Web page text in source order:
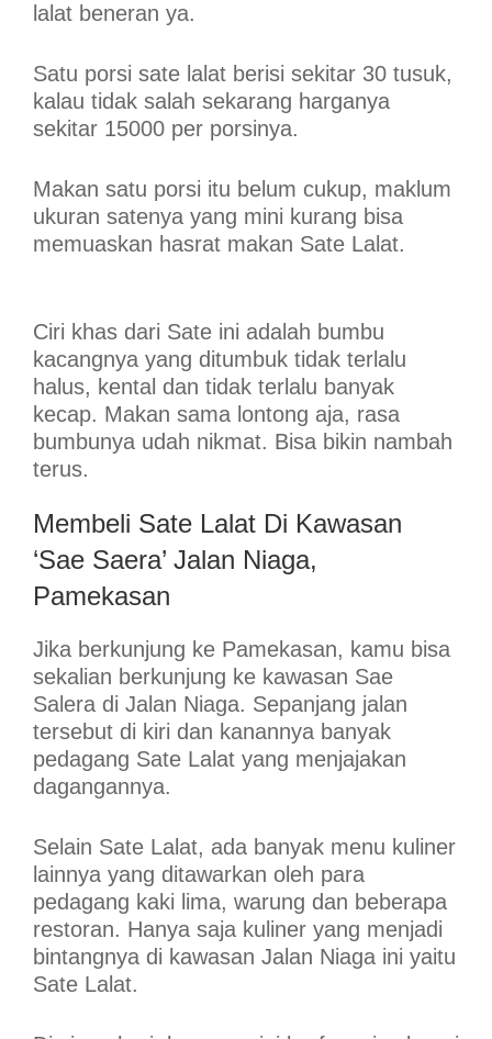
lalat beneran ya.
Satu porsi sate lalat berisi sekitar 30 tusuk,
kalau tidak salah sekarang harganya
sekitar 15000 per porsinya.
Makan satu porsi itu belum cukup, maklum
ukuran satenya yang mini kurang bisa
memuaskan hasrat makan Sate Lalat.
Ciri khas dari Sate ini adalah bumbu
kacangnya yang ditumbuk tidak terlalu
halus, kental dan tidak terlalu banyak
kecap. Makan sama lontong aja, rasa
bumbunya udah nikmat. Bisa bikin nambah
terus.
Membeli Sate Lalat Di Kawasan
‘Sae Saera’ Jalan Niaga,
Pamekasan
Jika berkunjung ke Pamekasan, kamu bisa
sekalian berkunjung ke kawasan Sae
Salera di Jalan Niaga. Sepanjang jalan
tersebut di kiri dan kanannya banyak
pedagang Sate Lalat yang menjajakan
dagangannya.
Selain Sate Lalat, ada banyak menu kuliner
lainnya yang ditawarkan oleh para
pedagang kaki lima, warung dan beberapa
restoran. Hanya saja kuliner yang menjadi
bintangnya di kawasan Jalan Niaga ini yaitu
Sate Lalat.